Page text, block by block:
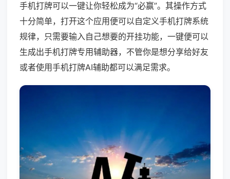
手机打牌可以一键让你轻松成为“必赢”。其操作方式
十分简单，打开这个应用便可以自定义手机打牌系统
规律，只需要输入自己想要的开挂功能，一键便可以
生成出手机打牌专用辅助器，不管你是想分享给好友
或者使用手机打牌AI辅助都可以满足需求。